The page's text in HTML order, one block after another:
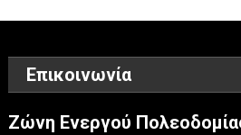
Επικοινωνία
Ζώνη Ενεργού